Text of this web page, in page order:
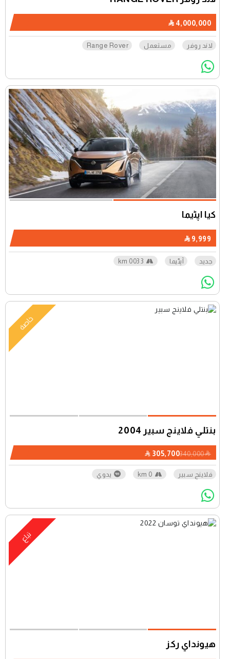
4,000,000
لاند روفر مستعمل Range Rover
9,999
كيا آپٹیما
جديد آپٹیما 3 003 km
خاصة
340,000
305,700
بنتلي فلاينج سبير 2004
فلاينج سبير 0 km يدوي
تباع
هيونداي ركز